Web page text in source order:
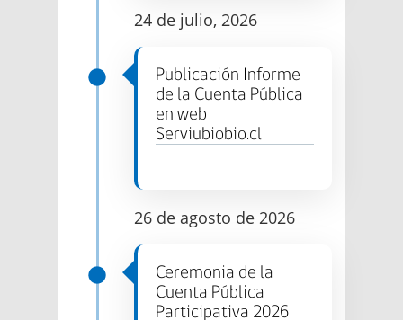
24 de julio, 2026
Publicación Informe
de la Cuenta Pública
en web
Serviubiobio.cl
26 de agosto de 2026
Ceremonia de la
Cuenta Pública
Participativa 2026